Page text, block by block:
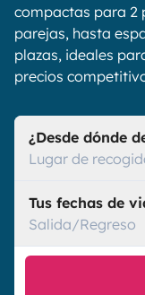
compactas para 2
parejas, hasta
plazas, ideales
precios
¿Desde dónde
Lugar de
Tus fechas de
Salida/Regreso